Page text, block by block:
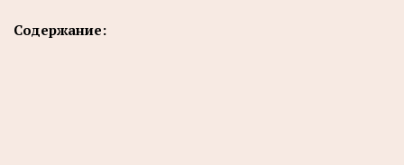
Содержание: